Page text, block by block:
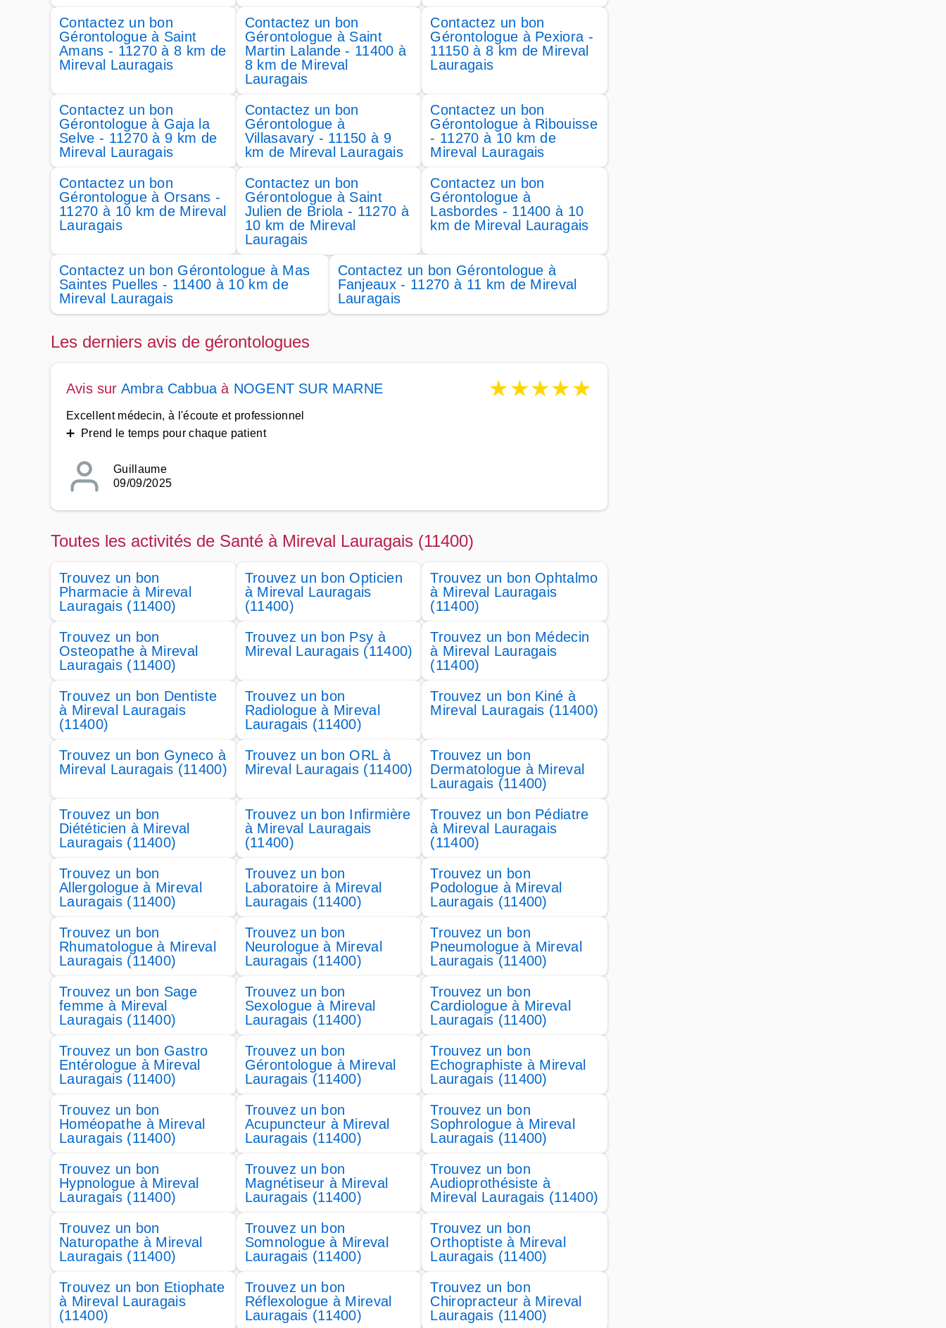
Contactez un bon
Gérontologue à Saint
Amans - 11270 à 8 km de
Mireval Lauragais
Contactez un bon
Gérontologue à Saint
Martin Lalande - 11400 à
8 km de Mireval
Lauragais
Contactez un bon
Gérontologue à Pexiora -
11150 à 8 km de Mireval
Lauragais
Contactez un bon
Gérontologue à Gaja la
Selve - 11270 à 9 km de
Mireval Lauragais
Contactez un bon
Gérontologue à
Villasavary - 11150 à 9
km de Mireval Lauragais
Contactez un bon
Gérontologue à Ribouisse
- 11270 à 10 km de
Mireval Lauragais
Contactez un bon
Gérontologue à Orsans -
11270 à 10 km de Mireval
Lauragais
Contactez un bon
Gérontologue à Saint
Julien de Briola - 11270 à
10 km de Mireval
Lauragais
Contactez un bon
Gérontologue à
Lasbordes - 11400 à 10
km de Mireval Lauragais
Contactez un bon Gérontologue à Mas
Saintes Puelles - 11400 à 10 km de
Mireval Lauragais
Contactez un bon Gérontologue à
Fanjeaux - 11270 à 11 km de Mireval
Lauragais
Les derniers avis de gérontologues
Avis sur Ambra Cabbua à NOGENT SUR MARNE ★★★★★
Excellent médecin, à l'écoute et professionnel
➕ Prend le temps pour chaque patient
Guillaume
09/09/2025
Toutes les activités de Santé à Mireval Lauragais (11400)
Trouvez un bon
Pharmacie à Mireval
Lauragais (11400)
Trouvez un bon Opticien
à Mireval Lauragais
(11400)
Trouvez un bon Ophtalmo
à Mireval Lauragais
(11400)
Trouvez un bon
Osteopathe à Mireval
Lauragais (11400)
Trouvez un bon Psy à
Mireval Lauragais (11400)
Trouvez un bon Médecin
à Mireval Lauragais
(11400)
Trouvez un bon Dentiste
à Mireval Lauragais
(11400)
Trouvez un bon
Radiologue à Mireval
Lauragais (11400)
Trouvez un bon Kiné à
Mireval Lauragais (11400)
Trouvez un bon Gyneco à
Mireval Lauragais (11400)
Trouvez un bon ORL à
Mireval Lauragais (11400)
Trouvez un bon
Dermatologue à Mireval
Lauragais (11400)
Trouvez un bon
Diététicien à Mireval
Lauragais (11400)
Trouvez un bon Infirmière
à Mireval Lauragais
(11400)
Trouvez un bon Pédiatre
à Mireval Lauragais
(11400)
Trouvez un bon
Allergologue à Mireval
Lauragais (11400)
Trouvez un bon
Laboratoire à Mireval
Lauragais (11400)
Trouvez un bon
Podologue à Mireval
Lauragais (11400)
Trouvez un bon
Rhumatologue à Mireval
Lauragais (11400)
Trouvez un bon
Neurologue à Mireval
Lauragais (11400)
Trouvez un bon
Pneumologue à Mireval
Lauragais (11400)
Trouvez un bon Sage
femme à Mireval
Lauragais (11400)
Trouvez un bon
Sexologue à Mireval
Lauragais (11400)
Trouvez un bon
Cardiologue à Mireval
Lauragais (11400)
Trouvez un bon Gastro
Entérologue à Mireval
Lauragais (11400)
Trouvez un bon
Gérontologue à Mireval
Lauragais (11400)
Trouvez un bon
Echographiste à Mireval
Lauragais (11400)
Trouvez un bon
Homéopathe à Mireval
Lauragais (11400)
Trouvez un bon
Acupuncteur à Mireval
Lauragais (11400)
Trouvez un bon
Sophrologue à Mireval
Lauragais (11400)
Trouvez un bon
Hypnologue à Mireval
Lauragais (11400)
Trouvez un bon
Magnétiseur à Mireval
Lauragais (11400)
Trouvez un bon
Audioprothésiste à
Mireval Lauragais (11400)
Trouvez un bon
Naturopathe à Mireval
Lauragais (11400)
Trouvez un bon
Somnologue à Mireval
Lauragais (11400)
Trouvez un bon
Orthoptiste à Mireval
Lauragais (11400)
Trouvez un bon Etiophate
à Mireval Lauragais
(11400)
Trouvez un bon
Réflexologue à Mireval
Lauragais (11400)
Trouvez un bon
Chiropracteur à Mireval
Lauragais (11400)